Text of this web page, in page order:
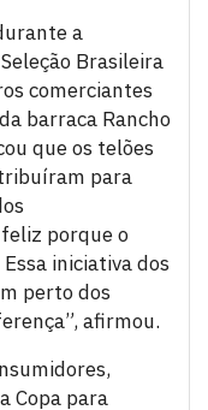
a
Brasileira
comerciantes
barraca Rancho
que os telões
para
porque o
iniciativa dos
perto dos
afirmou.
Copa para